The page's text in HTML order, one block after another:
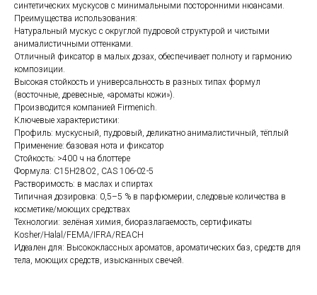
синтетических мускусов с минимальными посторонними нюансами.
Преимущества использования:
Натуральный мускус с округлой пудровой структурой и чистыми
анималистичными оттенками.
Отличный фиксатор в малых дозах, обеспечивает полноту и гармонию
композиции.
Высокая стойкость и универсальность в разных типах формул
(восточные, древесные, «ароматы кожи»).
Производится компанией Firmenich.
Ключевые характеристики:
Профиль: мускусный, пудровый, деликатно анималистичный, тёплый
Применение: базовая нота и фиксатор
Стойкость: >400 ч на блоттере
Формула: C15H28O2, CAS 106-02-5
Растворимость: в маслах и спиртах
Типичная дозировка: 0,5–5 % в парфюмерии, следовые количества в
косметике/моющих средствах
Технологии: зелёная химия, биоразлагаемость, сертификаты
Kosher/Halal/FEMA/IFRA/REACH
Идеален для: Высококлассных ароматов, ароматических баз, средств для
тела, моющих средств, изысканных свечей.